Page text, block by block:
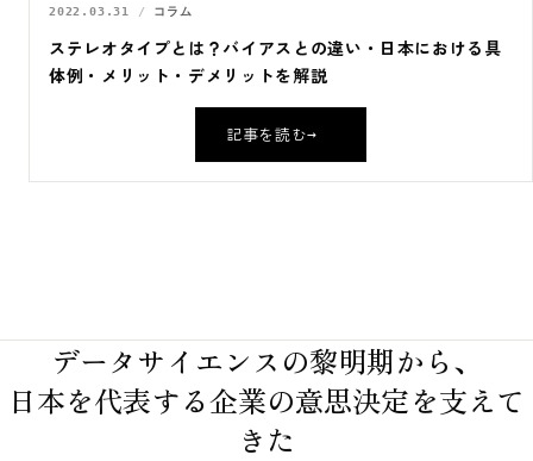
2022.03.31 コラム
ステレオタイプとは？バイアスとの違い・日本における具
体例・メリット・デメリットを解説
記事を読む
データサイエンスの黎明期から、
日本を代表する企業の意思決定を支えて
きた